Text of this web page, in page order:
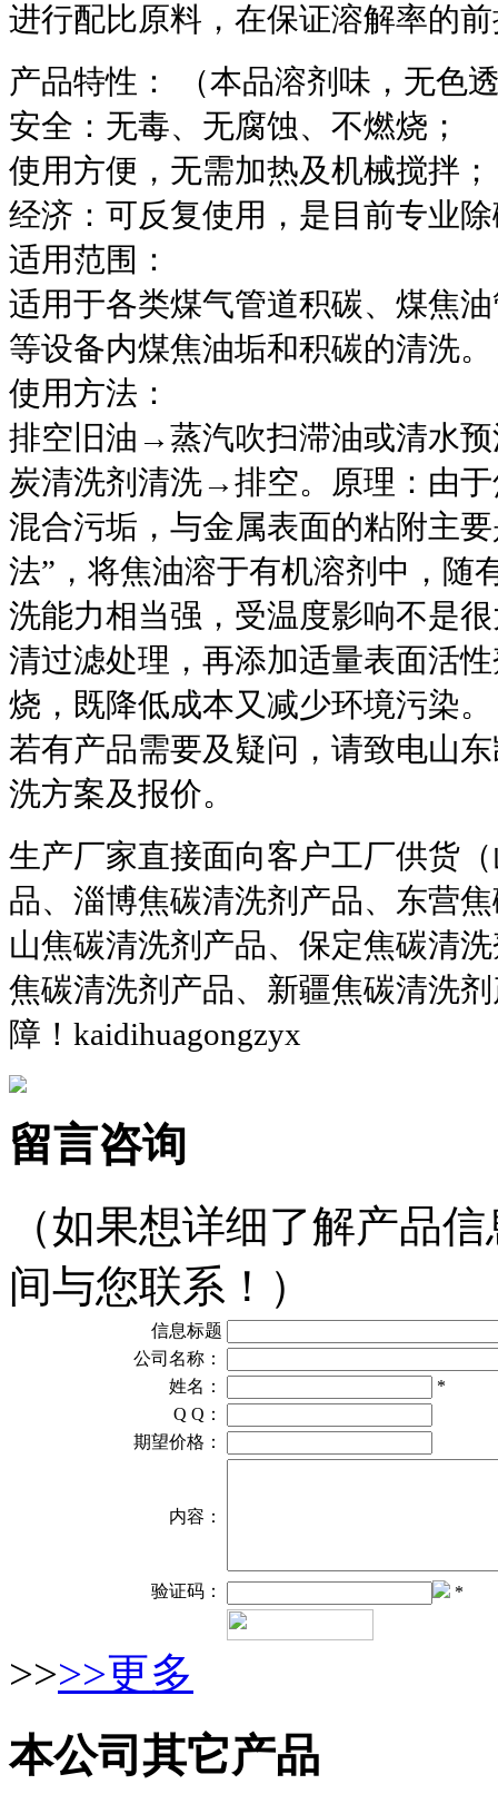
进行配比原料，在保证溶解率的
产品特性：
（本品溶剂味，无色
安全：无毒、无腐蚀、不燃烧；
使用方便，无需加热及机械搅拌；
经济：可反复使用，是目前专业
适用范围：
适用于各类煤气管道积碳、煤焦
等设备内煤焦油垢和积碳的清洗。
使用方法：
排空旧油 →蒸汽吹扫滞油或清水
炭清洗剂清洗→排空。原理：由
混合污垢，与金属表面的粘附主
法” ，将焦油溶于有机溶剂中，
洗能力相当强，受温度影响不是
清过滤处理，再添加适量表面活
烧，既降低成本又减少环境污染。
若有产品需要及疑问，请致电山
洗方案及报价。
生产厂家直接面向客户工厂供货
品、淄博焦碳清洗剂产品、东营
山焦碳清洗剂产品、保定焦碳清
焦碳清洗剂产品、新疆焦碳清洗
障！kaidihuagongzyx
留言咨询
（如果想详细了解产品
间与您联系！）
信息标题
公司名称：
姓名：
*
Q Q：
期望价格：
内容：
验证码： *
>>>>更多
本公司其它产品